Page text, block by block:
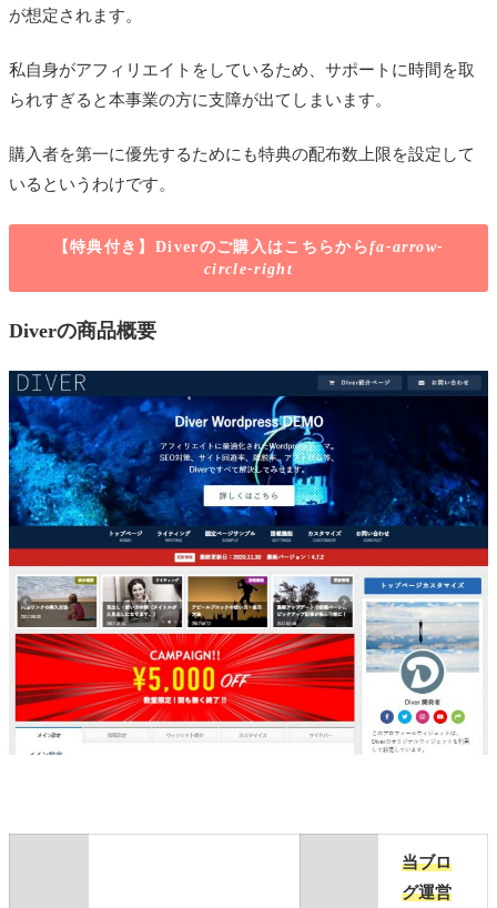
が想定されます。
私自身がアフィリエイトをしているため、サポートに時間を取
られすぎると本事業の方に支障が出てしまいます。
購入者を第一に優先するためにも特典の配布数上限を設定して
いるというわけです。
【特典付き】Diverのご購入はこちらからfa-arrow-
circle-right
Diverの商品概要
当ブロ
グ運営